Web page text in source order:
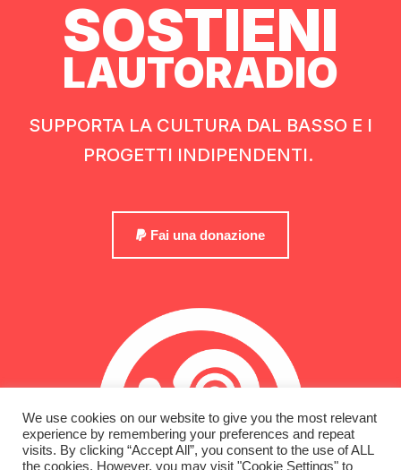
SOSTIENI
LAUTORADIO
SUPPORTA LA CULTURA DAL BASSO E I
PROGETTI INDIPENDENTI.
Fai una donazione
We use cookies on our website to give you the most relevant
experience by remembering your preferences and repeat
visits. By clicking “Accept All”, you consent to the use of ALL
the cookies. However, you may visit "Cookie Settings" to